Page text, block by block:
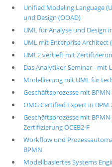
Unified Modeling Language
und Design (OOAD)
UML für Analyse und Design
UML mit Enterprise Architect
UML2 vertieft mit
Das Analytiker-Seminar - mit
Modellierung mit UML für
Geschäftsprozesse mit
OMG Certified Expert in
Geschäftsprozesse mit
Zertifizierung OCEB2-F
Workflow und
BPMN
Modellbasiertes Systems